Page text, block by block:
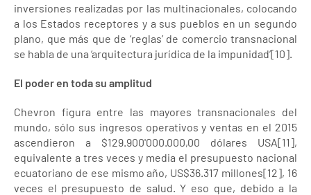
inversiones realizadas por las multinacionales, colocando
a los Estados receptores y a sus pueblos en un segundo
plano, que más que de ‘reglas’ de comercio transnacional
se habla de una ‘arquitectura jurídica de la impunidad’[10].
El poder en toda su amplitud
Chevron figura entre las mayores transnacionales del
mundo, sólo sus ingresos operativos y ventas en el 2015
ascendieron a $129.900'000.000,00 dólares USA[11],
equivalente a tres veces y media el presupuesto nacional
ecuatoriano de ese mismo año, US$36.317 millones[12], 16
veces el presupuesto de salud. Y eso que, debido a la